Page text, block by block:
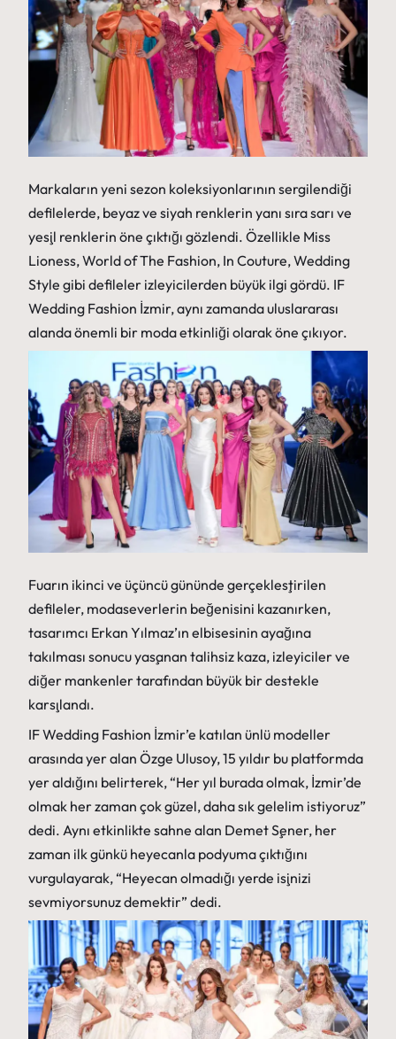
Markaların yeni sezon koleksiyonlarının sergilendiği
defilelerde, beyaz ve siyah renklerin yanı sıra sarı ve
yeşil renklerin öne çıktığı gözlendi. Özellikle Miss
Lioness, World of The Fashion, In Couture, Wedding
Style gibi defileler izleyicilerden büyük ilgi gördü. IF
Wedding Fashion İzmir, aynı zamanda uluslararası
alanda önemli bir moda etkinliği olarak öne çıkıyor.
Fuarın ikinci ve üçüncü gününde gerçekleştirilen
defileler, modaseverlerin beğenisini kazanırken,
tasarımcı Erkan Yılmaz’ın elbisesinin ayağına
takılması sonucu yaşanan talihsiz kaza, izleyiciler ve
diğer mankenler tarafından büyük bir destekle
karşılandı.
IF Wedding Fashion İzmir’e katılan ünlü modeller
arasında yer alan Özge Ulusoy, 15 yıldır bu platformda
yer aldığını belirterek, “Her yıl burada olmak, İzmir’de
olmak her zaman çok güzel, daha sık gelelim istiyoruz”
dedi. Aynı etkinlikte sahne alan Demet Şener, her
zaman ilk günkü heyecanla podyuma çıktığını
vurgulayarak, “Heyecan olmadığı yerde işinizi
sevmiyorsunuz demektir” dedi.